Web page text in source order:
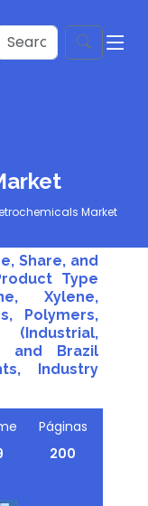
Market
Share, and
Type
Xylene,
Polymers,
and Brazil
Industry
Páginas
200